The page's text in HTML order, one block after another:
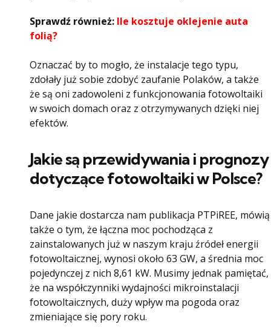
Sprawdź również: Ile kosztuje oklejenie auta
folią?
Oznaczać by to mogło, że instalacje tego typu,
zdołały już sobie zdobyć zaufanie Polaków, a także
że są oni zadowoleni z funkcjonowania fotowoltaiki
w swoich domach oraz z otrzymywanych dzięki niej
efektów.
Jakie są przewidywania i prognozy
dotyczące fotowoltaiki w Polsce?
Dane jakie dostarcza nam publikacja PTPiREE, mówią
także o tym, że łączna moc pochodząca z
zainstalowanych już w naszym kraju źródeł energii
fotowoltaicznej, wynosi około 63 GW, a średnia moc
pojedynczej z nich 8,61 kW. Musimy jednak pamiętać,
że na współczynniki wydajności mikroinstalacji
fotowoltaicznych, duży wpływ ma pogoda oraz
zmieniające się pory roku.